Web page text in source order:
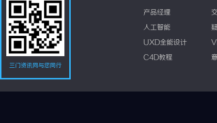
三门资讯网与您同行
产品经理
人工智能
UXD全能设计
C4D教程